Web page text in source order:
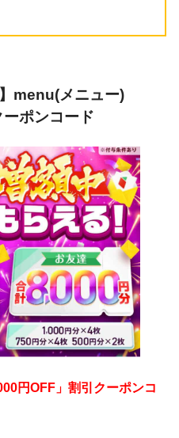
menu(メニュー)
ーポンコード
円OFF」割引クーポンコ